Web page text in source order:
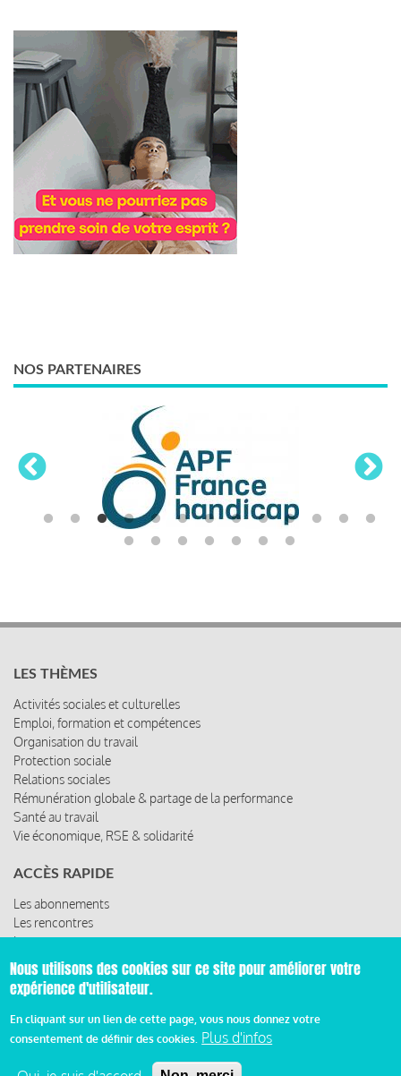
NOS PARTENAIRES
Organisation du travail
Protection sociale
Relations sociales
Rémunération globale & partage de la performance
Santé au travail
Vie économique, RSE & solidarité
ACCÈS RAPIDE
Les abonnements
Les ressources
Pied
de
Mentions légales et condition générale d’utilisation et
Nous utilisons des cookies sur ce site pour améliorer votre
expérience d'utilisateur.
En cliquant sur un lien de cette page, vous nous donnez votre
consentement de définir des cookies. Plus d'infos